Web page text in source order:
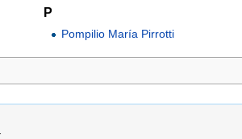
P
Pompilio María Pirrotti